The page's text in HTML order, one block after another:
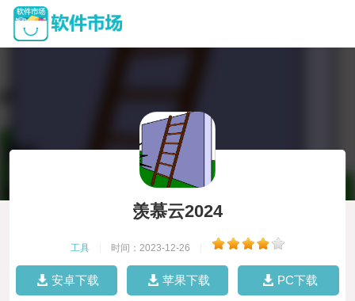
羡慕云2024
工具 时间：2023-12-26
安卓下载 苹果下载 PC下载